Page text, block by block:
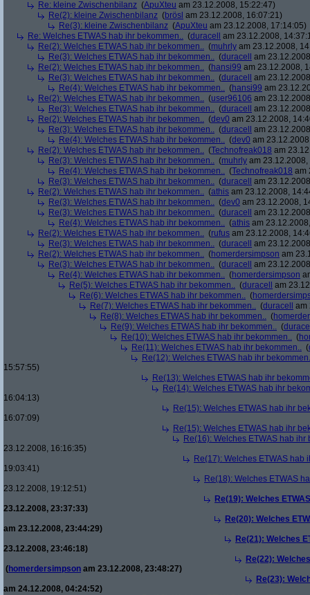
Re: kleine Zwischenbilanz (ApuXteu am 23.12.2008, 15:22:47)
Re(2): kleine Zwischenbilanz (brösl am 23.12.2008, 16:07:21)
Re(3): kleine Zwischenbilanz (ApuXteu am 23.12.2008, 17:14:05)
Re: Welches ETWAS hab ihr bekommen.. (duracell
am 23.12.2008,
Re(2): Welches ETWAS hab ihr bekommen.. (muhrly am 23.12.2008,
Re(3): Welches ETWAS hab ihr bekommen.. (duracell
am
Re(2): Welches ETWAS hab ihr bekommen.. (hansi99 am 23.12.2008,
Re(3): Welches ETWAS hab ihr bekommen.. (duracell
am
Re(4): Welches ETWAS hab ihr bekommen.. (hansi99 am
Re(2): Welches ETWAS hab ihr bekommen.. (user96106 am
Re(3): Welches ETWAS hab ihr bekommen.. (duracell
am
Re(2): Welches ETWAS hab ihr bekommen.. (dev0 am 23.12.2008,
Re(3): Welches ETWAS hab ihr bekommen.. (duracell
am
Re(4): Welches ETWAS hab ihr bekommen.. (dev0 am
Re(2): Welches ETWAS hab ihr bekommen.. (Technofreak018 am
Re(3): Welches ETWAS hab ihr bekommen.. (muhrly am
Re(4): Welches ETWAS hab ihr bekommen.. (Technofreak018 am
Re(3): Welches ETWAS hab ihr bekommen.. (duracell
am
Re(2): Welches ETWAS hab ihr bekommen.. (athis am 23.12.2008,
Re(3): Welches ETWAS hab ihr bekommen.. (dev0 am 23.12.2008,
Re(3): Welches ETWAS hab ihr bekommen.. (duracell
am
Re(4): Welches ETWAS hab ihr bekommen.. (athis am
Re(2): Welches ETWAS hab ihr bekommen.. (rufus am 23.12.2008,
Re(3): Welches ETWAS hab ihr bekommen.. (duracell
am
Re(2): Welches ETWAS hab ihr bekommen.. (homerdersimpson am
Re(3): Welches ETWAS hab ihr bekommen.. (duracell
am
Re(4): Welches ETWAS hab ihr bekommen.. (homerdersimpson
Re(5): Welches ETWAS hab ihr bekommen.. (duracell
am
Re(6): Welches ETWAS hab ihr bekommen.. (
Re(7): Welches ETWAS hab ihr bekommen.. (duracell
am
Re(8): Welches ETWAS hab ihr bekommen.. (
Re(9): Welches ETWAS hab ihr bekommen.. (
Re(10): Welches ETWAS hab ihr bekommen.. (
Re(11): Welches ETWAS hab ihr bekommen.. (
Re(12): Welches ETWAS hab ihr
15:57:55)
Re(13): Welches ETWAS hab ihr
Re(14): Welches ETWAS hab ihr
16:04:13)
Re(15): Welches ETWAS hab ihr
16:07:09)
Re(15): Welches ETWAS hab ihr
Re(16): Welches ETWAS hab ihr
23.12.2008, 16:16:35)
Re(17): Welches ETWAS hab
19:03:41)
Re(18): Welches ETWAS
23.12.2008, 19:12:51)
Re(19): Welches
23.12.2008, 23:37:33)
Re(20): Welches
am 23.12.2008, 23:44:29)
Re(21): Welches
23.12.2008, 23:46:18)
Re(22):
(homerdersimpson am 23.12.2008, 23:48:27)
Re(23):
am 24.12.2008, 04:24:52)